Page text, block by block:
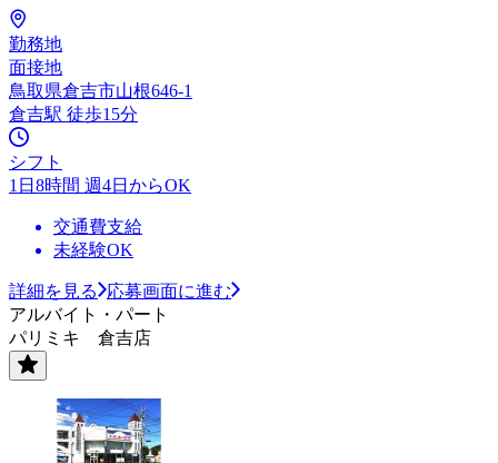
勤務地
面接地
鳥取県倉吉市山根646-1
倉吉駅 徒歩15分
シフト
1日8時間 週4日からOK
交通費支給
未経験OK
詳細を見る
応募画面に進む
アルバイト・パート
パリミキ 倉吉店